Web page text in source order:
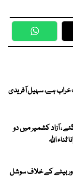
WhatsApp
خراب ہے، سہیل آفریدی
، آزاد کشمیر میں دو
اللہ
بیٹے کے خلاف سوشل